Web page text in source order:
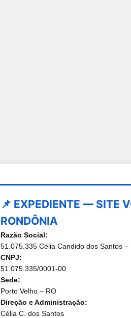
📌 EXPEDIENTE — SITE
RONDÔNIA
Razão Social:
51.075.335 Célia Candido dos Santos –
CNPJ:
51.075.335/0001-00
Sede:
Porto Velho – RO
Direção e Administração:
Célia C. dos Santos